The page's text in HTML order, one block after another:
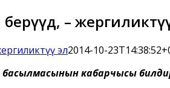
–
эл2014-10-
басылмасынын кабарчысы